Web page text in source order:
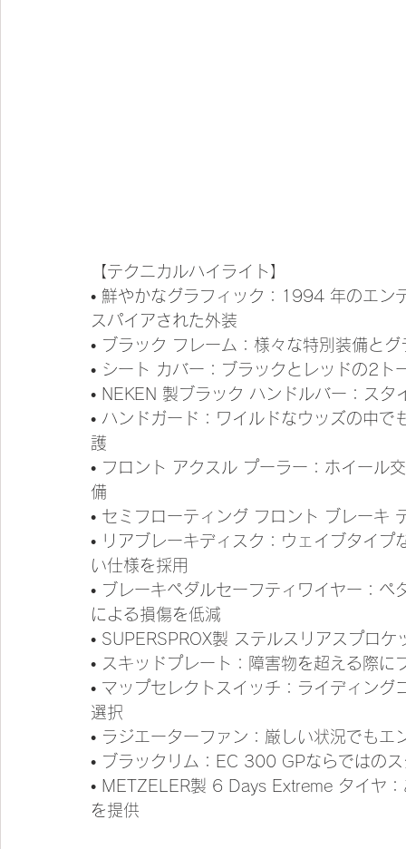
【テクニカルハイライト】
• 鮮やかなグラフィック：1994 年のエン
スパイアされた外装
• ブラック フレーム：様々な特別装備と
• シート カバー：ブラックとレッドの2
• NEKEN 製ブラック ハンドルバー：ス
• ハンドガード：ワイルドなウッズの中
護
• フロント アクスル プーラー：ホイール
備
• セミフローティング フロント ブレーキ
• リアブレーキディスク：ウェイブタイ
い仕様を採用
• ブレーキペダルセーフティワイヤー：
による損傷を低減
• SUPERSPROX製 ステルスリアスプロ
• スキッドプレート：障害物を超える際
• マップセレクトスイッチ：ライディン
選択
• ラジエーターファン：厳しい状況でも
• ブラックリム：EC 300 GPならではの
• METZELER製 6 Days Extreme タイヤ
を提供